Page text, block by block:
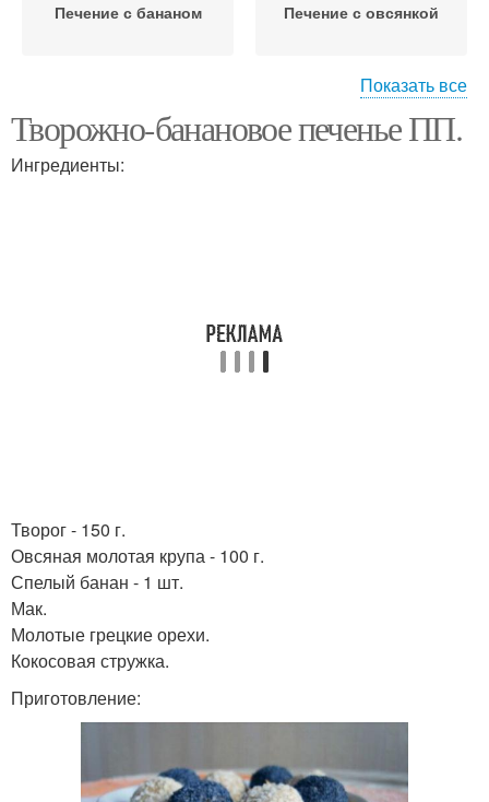
Печение с бананом Печение с овсянкой
Печение с банановой
начинкой
Печения с семечками
Показать все
Творожно-банановое печенье ПП.
Ингредиенты:
Творог - 150 г.
Овсяная молотая крупа - 100 г.
Спелый банан - 1 шт.
Мак.
Молотые грецкие орехи.
Кокосовая стружка.
Приготовление: